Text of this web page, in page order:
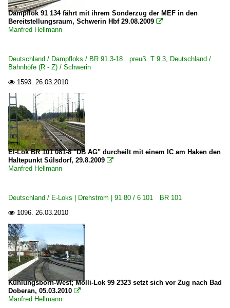
Anlagen
Schweiz
4 421 Re 421 Re 4/4 II CH+D ·SBB·
Dampflok 91 134 fährt mit ihrem Sonderzug der MEF in den
Bereitstellungsraum, Schwerin Hbf 29.08.2009 
Manfred Hellmann
Deutschland / Dampfloks / BR 91.3-18 preuß. T 9.3, Deutschland /
Bahnhöfe (R - Z) / Schwerin
 1593. 26.03.2010
El-Lok BR 101 081-8 "DB AG" durcheilt mit einem IC am Haken den
Haltepunkt Sülsdorf, 29.8.2009 
Manfred Hellmann
Deutschland / E-Loks | Drehstrom | 91 80 / 6 101 BR 101
 1096. 26.03.2010
Kühlungsborn-West; Molli-Lok 99 2323 setzt sich vor Zug nach Bad
Doberan, 05.03.2010 
Manfred Hellmann